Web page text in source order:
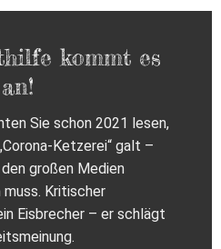
kommt es
an!
Sie schon 2021 lesen,
Ketzerei“ galt –
großen Medien
Kritischer
Eisbrecher – er schlägt